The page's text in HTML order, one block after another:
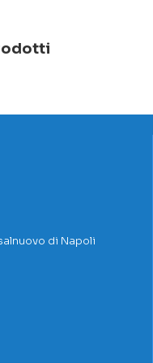
di Napoli